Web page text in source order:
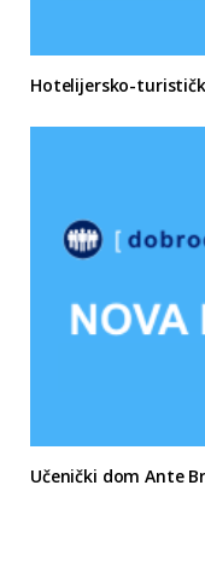
Hotelijersko-
Učenički dom Ante